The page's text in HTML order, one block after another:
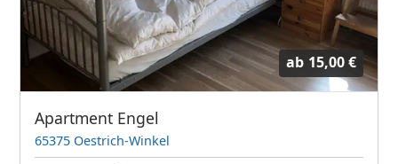
ab 15,00 €
Apartment Engel
65375 Oestrich-Winkel